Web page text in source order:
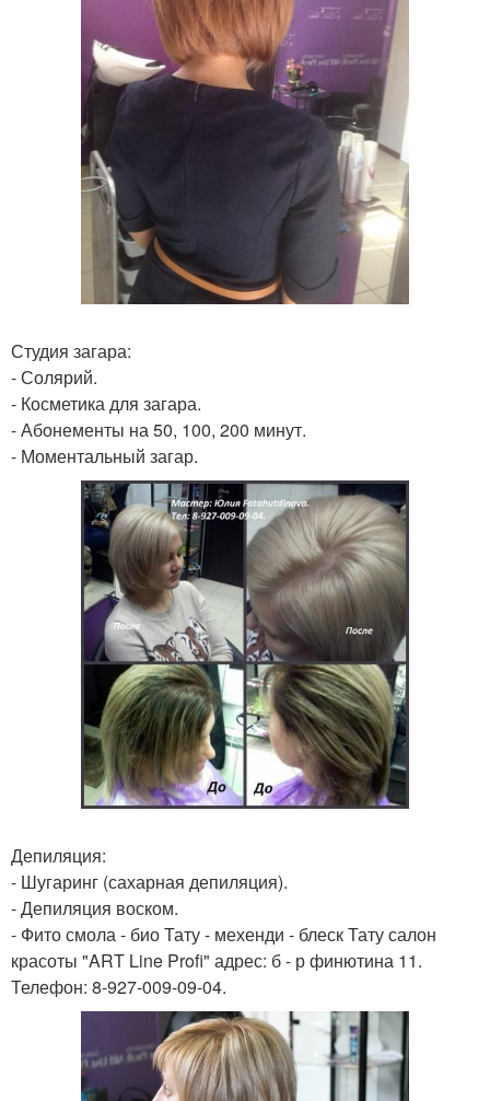
Студия загара:
- Солярий.
- Косметика для загара.
- Абонементы на 50, 100, 200 минут.
- Моментальный загар.
Депиляция:
- Шугаринг (сахарная депиляция).
- Депиляция воском.
- Фито смола - био Тату - мехенди - блеск Тату салон
красоты "ART Line Profi" адрес: б - р финютина 11.
Телефон: 8-927-009-09-04.